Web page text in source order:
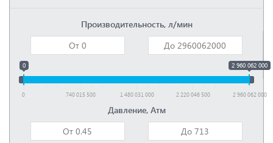
Производительность, л/мин
0 2 960 062 000
0 740 015 500 1 480 031 000 2 220 046 500 2 960 062 000
Давление, Атм